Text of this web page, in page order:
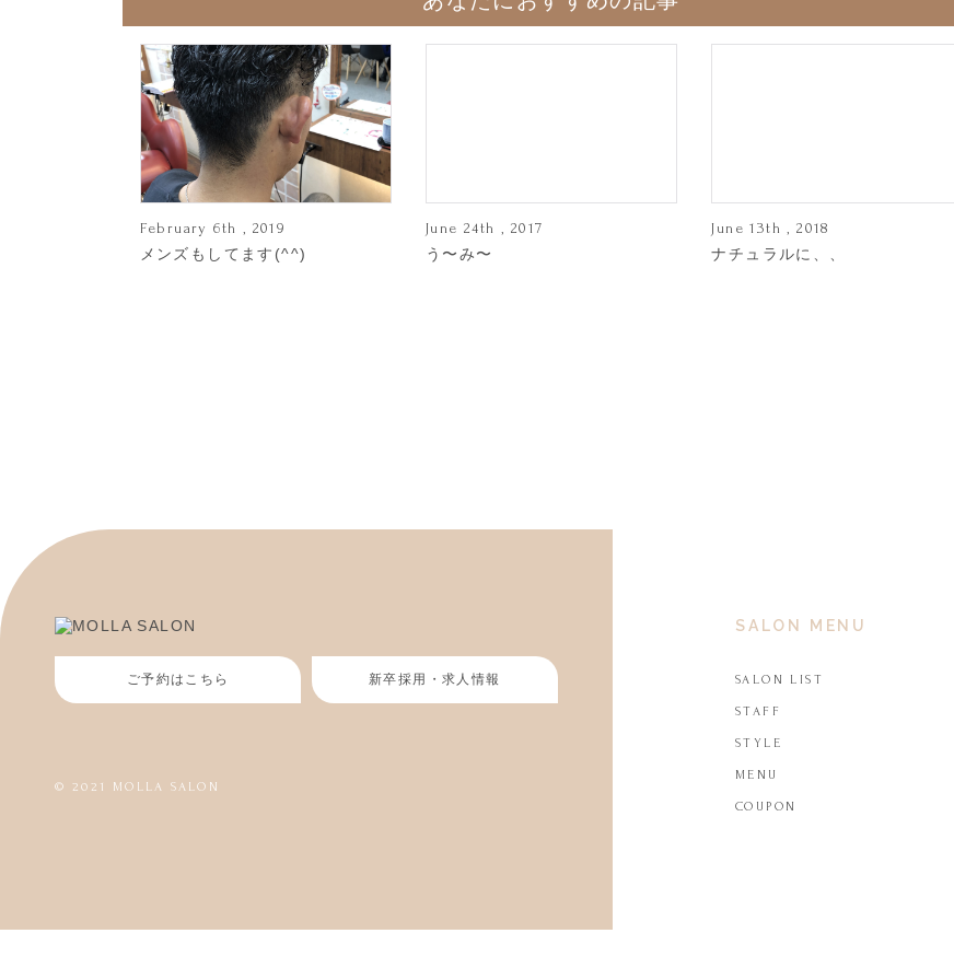
February 6th , 2019
メンズもしてます(^^)
June 24th , 2017
う〜み〜
June 13th , 2018
ナチュラルに、、
ご予約はこちら 新卒採用・求人情報
© 2021 MOLLA SALON
SALON MENU
SALON LIST
STAFF
STYLE
MENU
COUPON